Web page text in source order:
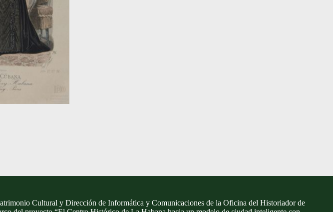
Cultural y Dirección de Informática y Comunicaciones de la Oficina del Historiador de